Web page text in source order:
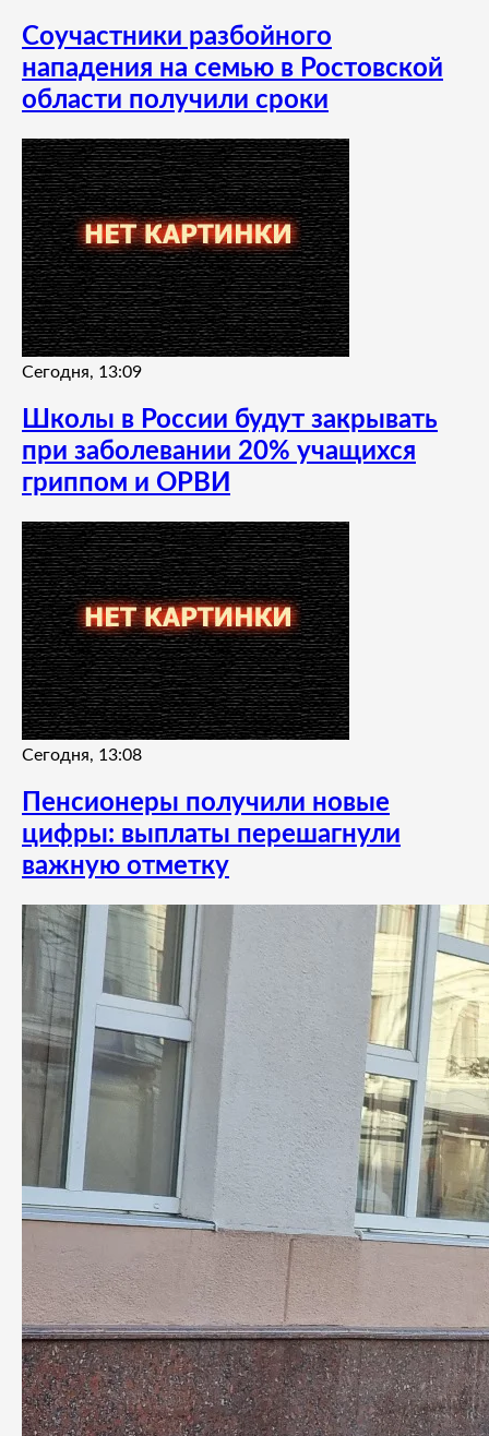
Соучастники разбойного
нападения на семью в Ростовской
области получили сроки
Сегодня, 13:09
Школы в России будут закрывать
при заболевании 20% учащихся
гриппом и ОРВИ
Сегодня, 13:08
Пенсионеры получили новые
цифры: выплаты перешагнули
важную отметку